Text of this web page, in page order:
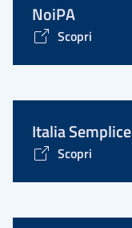
NoiPA
Scopri
Italia Semplice
Scopri